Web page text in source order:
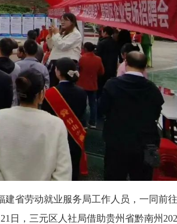
省劳动就业服务局工作人员，一同前
日，三元区人社局借助贵州省黔南州